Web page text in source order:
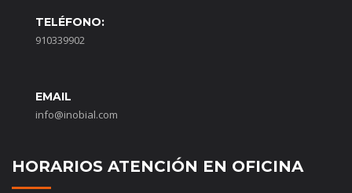
TELÉFONO:
910339902
EMAIL
info@inobial.com
HORARIOS ATENCIÓN EN OFICINA